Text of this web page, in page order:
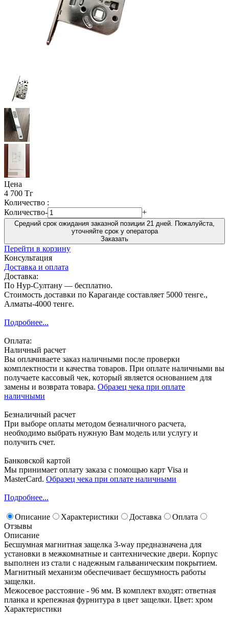
Цена
4 700 Тг
Количество :
Количество- +
Средний срок ожидания заказной позиции 21 дней. Пожалуйста,
уточняйте срок у оператора
Заказать
Перейти в корзину
Консультация
Доставка и оплата
Доставка:
По Нур-Султану — бесплатно.
Стоимость доставки по Караганде составляет 5000 тенге.,
Алматы-4000 тенге.
Подробнее...
Оплата:
Наличный расчет
Вы оплачиваете заказ наличными после проверки
комплектности и качества товаров. При оплате наличными вы
получаете кассовый чек, который является основанием для
замены и возврата товара. Образец чека при оплате
наличными
Безналичный расчет
При выборе оплаты методом безналичного расчета,
необходимо выбрать нужную Вам модель или услугу и
получить счет.
Банковской картой
Мы принимает оплату заказа с помощью карт Visa и
MasterCard. Образец чека при оплате наличными
Подробнее...
Описание Характеристики Доставка
Оплата
Отзывы
Описание
Бесшумная магнитная защелка 3-way предназначена для
установки в межкомнатные и сантехнические двери. Корпус
выполнен из стали с надежным гальваническим покрытием.
Магнитный механизм обеспечивает бесшумность работы
защелки.
Межосевое расстояние - 96 мм. В комплект входят: ответная
планка и крепежная фурнитура в цвет защелки. Цвет: хром
Характеристики